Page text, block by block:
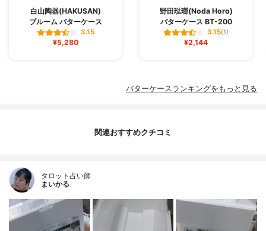
白山陶器(HAKUSAN)
ブルーム バターケース
3.15
¥5,280
野田琺瑯(Noda Horo)
バターケース BT-200
3.15(1)
¥2,144
バターケースランキングをもっと見る
関連おすすめクチコミ
タロット占い師
まいかる